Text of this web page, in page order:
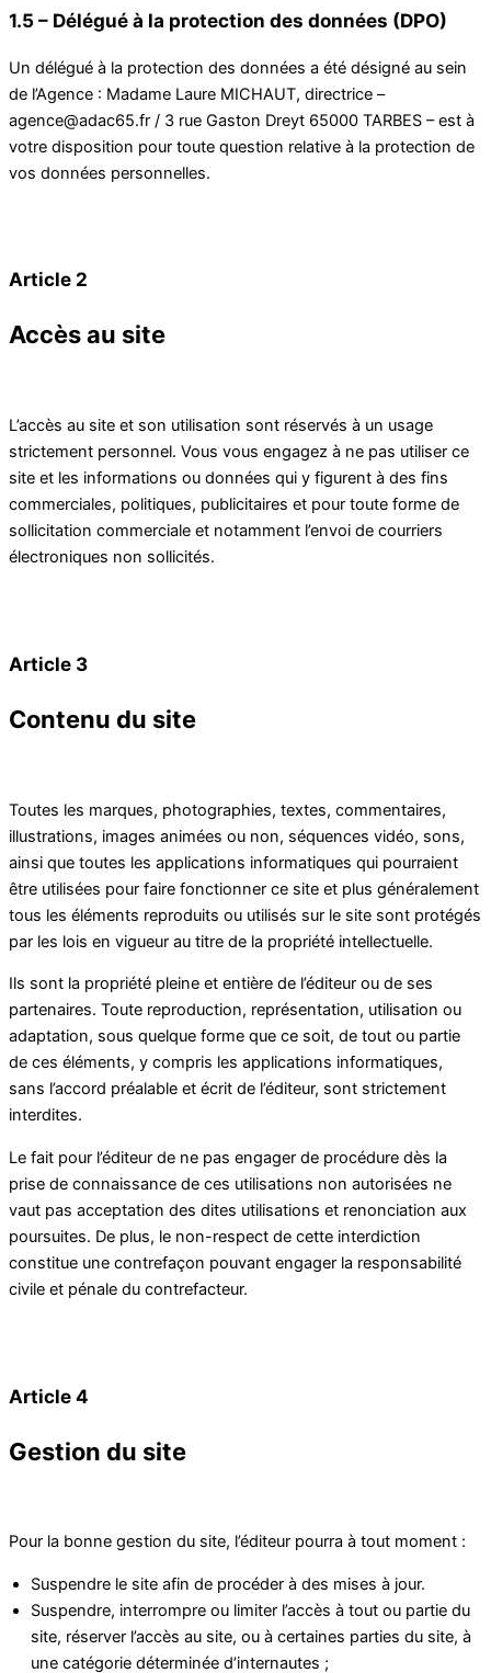
1.5 – Délégué à la protection des données (DPO)
Un délégué à la protection des données a été désigné au sein
de l’Agence : Madame Laure MICHAUT, directrice –
agence@adac65.fr / 3 rue Gaston Dreyt 65000 TARBES – est à
votre disposition pour toute question relative à la protection de
vos données personnelles.
Article 2
Accès au site
L’accès au site et son utilisation sont réservés à un usage
strictement personnel. Vous vous engagez à ne pas utiliser ce
site et les informations ou données qui y figurent à des fins
commerciales, politiques, publicitaires et pour toute forme de
sollicitation commerciale et notamment l’envoi de courriers
électroniques non sollicités.
Article 3
Contenu du site
Toutes les marques, photographies, textes, commentaires,
illustrations, images animées ou non, séquences vidéo, sons,
ainsi que toutes les applications informatiques qui pourraient
être utilisées pour faire fonctionner ce site et plus généralement
tous les éléments reproduits ou utilisés sur le site sont protégés
par les lois en vigueur au titre de la propriété intellectuelle.
Ils sont la propriété pleine et entière de l’éditeur ou de ses
partenaires. Toute reproduction, représentation, utilisation ou
adaptation, sous quelque forme que ce soit, de tout ou partie
de ces éléments, y compris les applications informatiques,
sans l’accord préalable et écrit de l’éditeur, sont strictement
interdites.
Le fait pour l’éditeur de ne pas engager de procédure dès la
prise de connaissance de ces utilisations non autorisées ne
vaut pas acceptation des dites utilisations et renonciation aux
poursuites. De plus, le non-respect de cette interdiction
constitue une contrefaçon pouvant engager la responsabilité
civile et pénale du contrefacteur.
Article 4
Gestion du site
Pour la bonne gestion du site, l’éditeur pourra à tout moment :
Suspendre le site afin de procéder à des mises à jour.
Suspendre, interrompre ou limiter l’accès à tout ou partie du
site, réserver l’accès au site, ou à certaines parties du site, à
une catégorie déterminée d’internautes ;